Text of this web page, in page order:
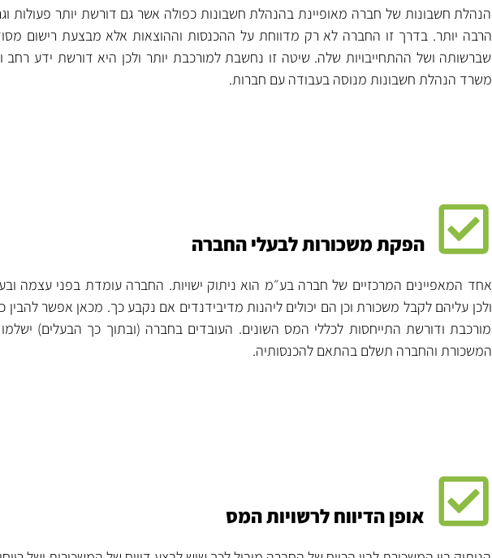
הנהלת חשבונות של חברה מאופיינת בהנהלת חשבונות כפולה אשר גם דורשת יותר פעולות
הרבה יותר. בדרך זו החברה לא רק מדווחת על ההכנסות וההוצאות אלא מבצעת רישום
שברשותה ושל ההתחייבויות שלה. שיטה זו נחשבת למורכבת יותר ולכן היא דורשת ידע רחב
משרד הנהלת חשבונות מנוסה בעבודה עם חברות.
הפקת משכורות לבעלי החברה
אחד המאפיינים המרכזיים של חברה בע״מ הוא ניתוק ישויות. החברה עומדת בפני עצמה
ולכן עליהם לקבל משכורת וכן הם יכולים ליהנות מדיבידנדים אם נקבע כך. מכאן אפשר להבין
מורכבת ודורשת התייחסות לכללי המס השונים. העובדים בחברה (ובתוך כך הבעלים)
המשכורת והחברה תשלם בהתאם להכנסותיה.
אופן הדיווח לרשויות המס